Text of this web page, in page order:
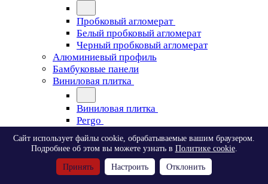
Пробковый агломерат
Белый пробковый агломерат
Черный пробковый агломерат
Алюминиевый профиль
Бамбуковые панели
Виниловая плитка
Виниловая плитка
Pergo
Pergo
Classic Plank Optimum Glue
Modern Plank Optimum Glue
Сайт использует файлы cookie, обрабатываемые вашим браузером.
Подробнее об этом вы можете узнать в Политике cookie.
Принять Настроить Отклонить